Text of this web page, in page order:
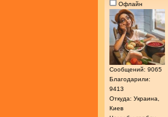
Офлайн
Сообщений: 9065
Благодарили:
9413
Откуда: Украина,
Киев